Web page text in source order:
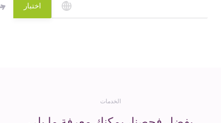
التشغيل
اختبار
الخدمات